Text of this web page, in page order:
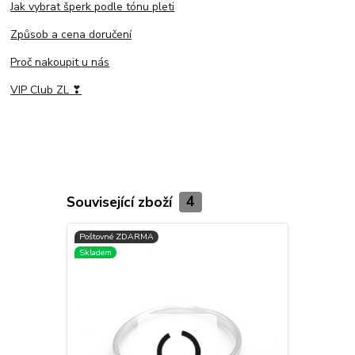
Jak vybrat šperk podle tónu pleti
Způsob a cena doručení
Proč nakoupit u nás
VIP Club ZL ❣
Související zboží 4